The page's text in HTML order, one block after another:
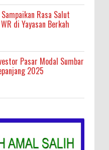
Rasa Salut
di Yayasan Berkah
Pasar Modal Sumbar
2025
Israel Dapat Cobaan